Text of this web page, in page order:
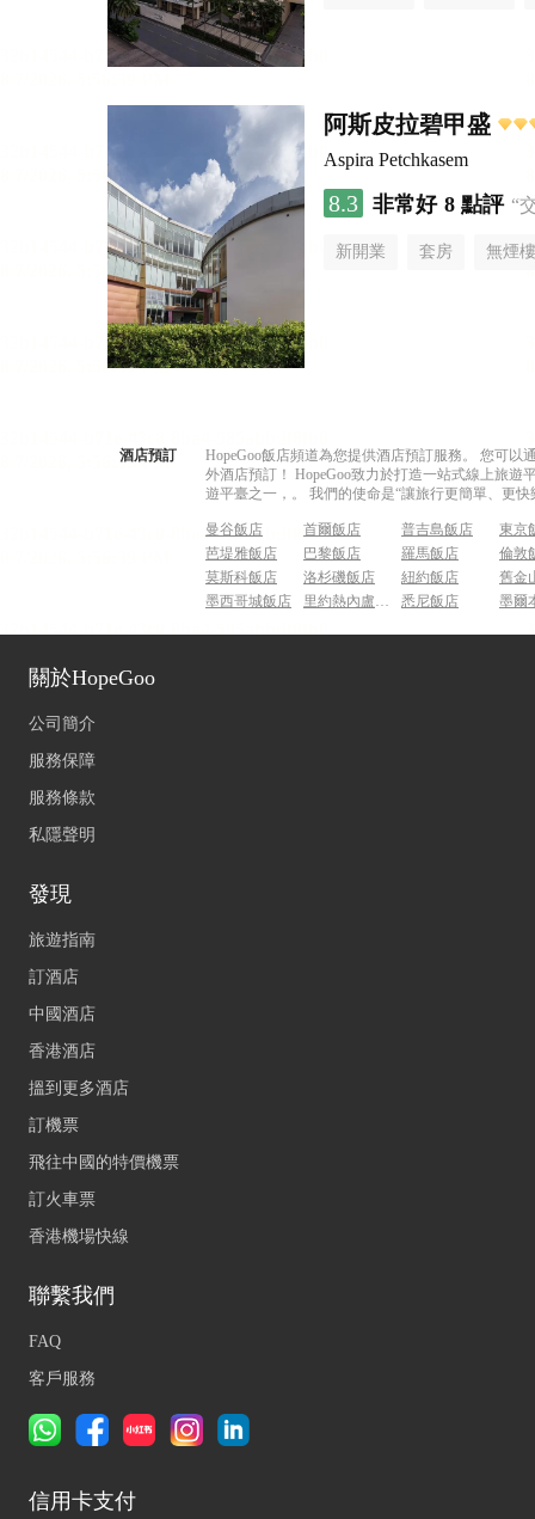
阿斯皮拉碧甲盛
Aspira Petchkasem
8.3 非常好 8 點評 “
新開業 套房 無煙
酒店預訂
HopeGoo飯店頻道為您提供酒店預訂服務。 您可
外酒店預訂！ HopeGoo致力於打造一站式線上旅
遊平臺之一，。 我們的使命是“讓旅行更簡單、更
曼谷飯店 首爾飯店 普吉島飯店
東京
芭堤雅飯店
巴黎飯店 羅馬飯店
倫敦
莫斯科飯店
洛杉磯飯店 紐約飯店
舊金
墨西哥城飯店
里約熱內盧飯店 悉尼飯店 墨爾
關於HopeGoo
公司簡介
服務保障
服務條款
私隱聲明
發現
旅遊指南
訂酒店
中國酒店
香港酒店
搵到更多酒店
訂機票
飛往中國的特價機票
訂火車票
香港機場快線
聯繫我們
FAQ
客戶服務
信用卡支付